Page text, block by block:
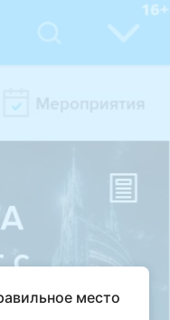
место